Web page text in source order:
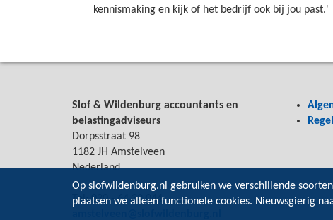
kennismaking en kijk of het bedrijf ook bij jou past.'
Slof & Wildenburg accountants en
belastingadviseurs
Dorpsstraat 98
1182 JH Amstelveen
Nederland
Tel: 020 - 64 33 044
Op slofwildenburg.nl gebruiken we verschillende
plaatsen we alleen functionele cookies. Nieuwsgierig